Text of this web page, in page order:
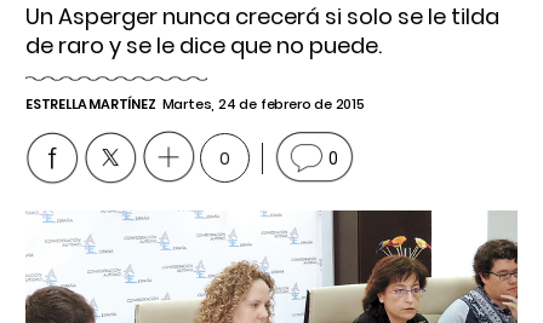
Un Asperger nunca crecerá si solo se le tilda
de raro y se le dice que no puede.
ESTRELLA MARTÍNEZ Martes, 24 de febrero de 2015
0 0